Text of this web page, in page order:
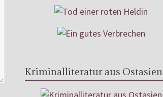
Kriminalliteratur aus Ostasien